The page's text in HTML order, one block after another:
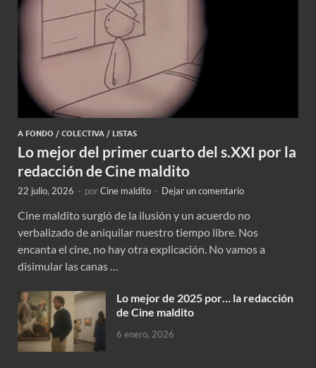
A FONDO / COLECTIVA / LISTAS
Lo mejor del primer cuarto del s.XXI por la
redacción de Cine maldito
22 julio, 2026 - porCine maldito - Dejar un comentario
Cine maldito surgió de la ilusión y un acuerdo no
verbalizado de aniquilar nuestro tiempo libre. Nos
encanta el cine, no hay otra explicación. No vamos a
disimular las canas …
Lo mejor de 2025 por… la redacción
de Cine maldito
6 enero, 2026